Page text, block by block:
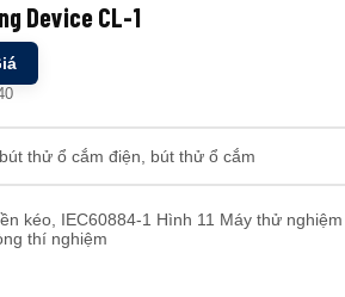
Device CL-1
bút thử ổ cắm điện, bút thử ổ cắm
kéo, IEC60884-1 Hình 11 Máy thử nghiệm
thí nghiệm